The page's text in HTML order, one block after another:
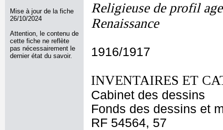
Mise à jour de la fiche
26/10/2024
Attention, le contenu de
cette fiche ne reflète
pas nécessairement le
dernier état du savoir.
Religieuse de profil
Renaissance
1916/1917
INVENTAIRES ET
Cabinet des dessins
Fonds des dessins et
RF 54564, 57